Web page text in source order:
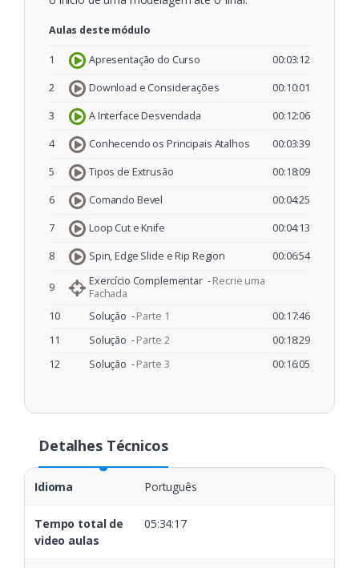
Aulas deste módulo
1 Apresentação do Curso 00:03:12
2 Download e Considerações 00:10:01
3 A Interface Desvendada 00:12:06
4 Conhecendo os Principais Atalhos 00:03:39
5 Tipos de Extrusão 00:18:09
6 Comando Bevel 00:04:25
7 Loop Cut e Knife 00:04:13
8 Spin, Edge Slide e Rip Region 00:06:54
9 Exercício Complementar -Recrie uma
Fachada
10
Solução -Parte 1
00:17:46
11
Solução -Parte 2
00:18:29
12
Solução -Parte 3 00:16:05
Detalhes Técnicos
Idioma Português
Tempo total de
video aulas
05:34:17